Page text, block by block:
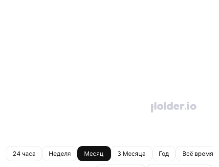
24 часа Неделя Месяц 3 Месяца Год Всё время